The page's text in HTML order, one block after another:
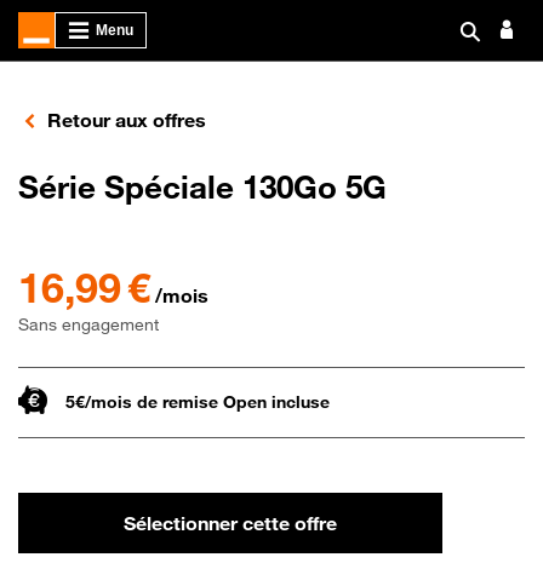
Retour aux offres
Série Spéciale 130Go 5G
16,99 € /mois
Sans engagement
5€/mois de remise Open incluse
Sélectionner cette offre